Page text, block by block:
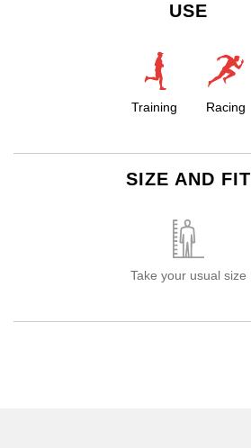
USE
Training Racing
SIZE AND FIT
Take your usual size